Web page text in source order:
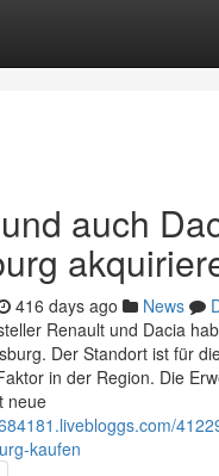
auch
416 days ago News
Renault und Dacia
Der Standort ist für
in der Region. Die
neue
kaufen